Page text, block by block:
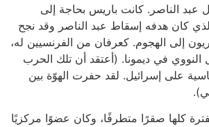
الناصر. كانت باريس بحاجة إلى
كان هدفه إسقاط عبد الناصر وقد نجح
إلى الهجوم. كعرفان من الفرنسيين له،
النووي في ديمونا. (أعتقد أن تلك الحرب
على إسرائيل. لقد حفرت الهوّة بين
كلها صقرًا متطرفًا، وكان عضوًا مركزيًا